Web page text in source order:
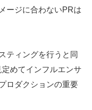
ージに合わないPRは
ティングを行うと同
めてインフルエンサ
ロダクションの重要